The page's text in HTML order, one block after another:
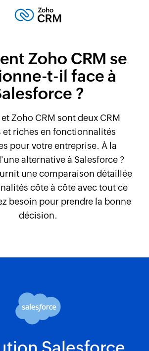
Zoho CRM se
t-il face à
?
Zoho CRM sont deux CRM
et riches en fonctionnalités
pour votre entreprise. À la
alternative à Salesforce ?
une comparaison détaillée
côte à côte avec tout ce
besoin pour prendre la bonne
décision.